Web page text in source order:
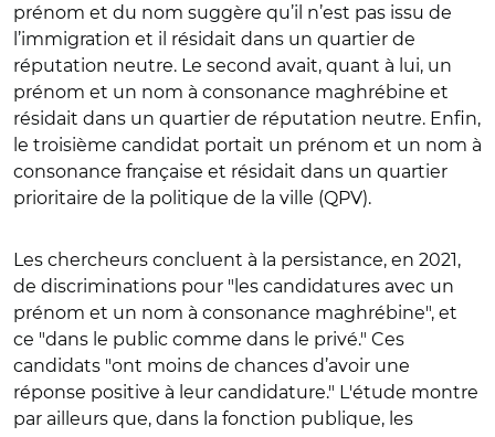
prénom et du nom suggère qu’il n’est pas issu de
l’immigration et il résidait dans un quartier de
réputation neutre. Le second avait, quant à lui, un
prénom et un nom à consonance maghrébine et
résidait dans un quartier de réputation neutre. Enfin,
le troisième candidat portait un prénom et un nom à
consonance française et résidait dans un quartier
prioritaire de la politique de la ville (QPV).
Les chercheurs concluent à la persistance, en 2021,
de discriminations pour "les candidatures avec un
prénom et un nom à consonance maghrébine", et
ce "dans le public comme dans le privé." Ces
candidats "ont moins de chances d’avoir une
réponse positive à leur candidature." L'étude montre
par ailleurs que, dans la fonction publique, les